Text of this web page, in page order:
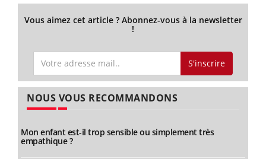
Vous aimez cet article ? Abonnez-vous à la newsletter
!
S'inscrire
NOUS VOUS RECOMMANDONS
Mon enfant est-il trop sensible ou simplement très
empathique ?